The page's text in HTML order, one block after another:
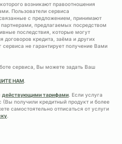
возникают правоотношения
Пользователи сервиса
с предложением, принимают
предлагаемых посредством
последствия, которые могут
договоров кредита, заёма и других
не гарантирует получение Вами
сервиса, Вы можете задать Ваш
НАМ.
действующими тарифами. Если услуга
(Вы получили кредитный продукт и более
самостоятельно отписаться от услуги
.